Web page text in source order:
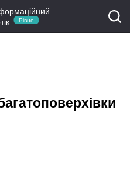
Рівне